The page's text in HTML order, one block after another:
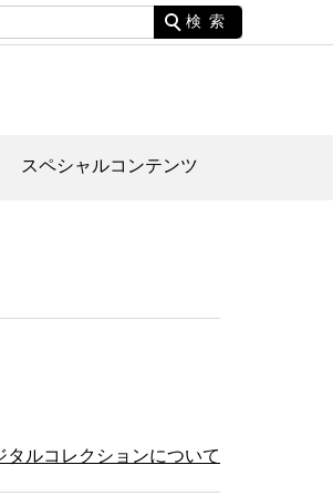
検索
スペシャルコンテンツ
タルコレクションについて